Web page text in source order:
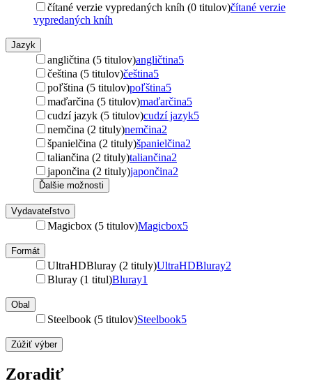
čítané verzie vypredaných kníh (0 titulov)čítané verzie
vypredaných kníh
Jazyk
angličtina (5 titulov)angličtina5
čeština (5 titulov)čeština5
poľština (5 titulov)poľština5
maďarčina (5 titulov)maďarčina5
cudzí jazyk (5 titulov)cudzí jazyk5
nemčina (2 tituly)nemčina2
španielčina (2 tituly)španielčina2
taliančina (2 tituly)taliančina2
japončina (2 tituly)japončina2
Ďalšie možnosti
Vydavateľstvo
Magicbox (5 titulov)Magicbox5
Formát
UltraHDBluray (2 tituly)UltraHDBluray2
Bluray (1 titul)Bluray1
Obal
Steelbook (5 titulov)Steelbook5
Zúžiť výber
Zoradiť